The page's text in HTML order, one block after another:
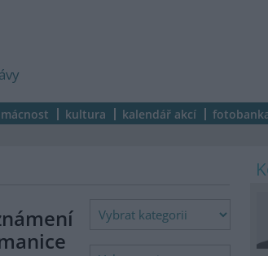
kultura kalendář akcí